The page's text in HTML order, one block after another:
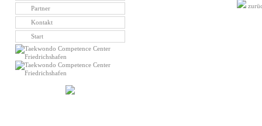
Partner
Kontakt
Start